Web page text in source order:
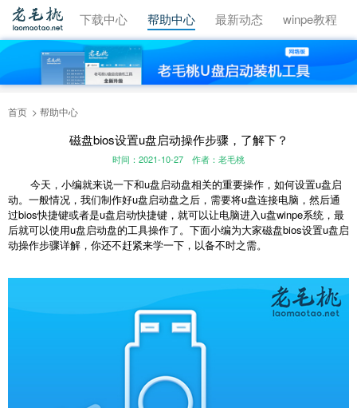
视频教程 下载中心 帮助中心 最新动态 winpe教程
首页 帮助中心
磁盘bios设置u盘启动操作步骤，了解下？
时间：2021-10-27 作者：老毛桃
今天，小编就来说一下和u盘启动盘相关的重要操作，如何设置u盘启
动。一般情况，我们制作好u盘启动盘之后，需要将u盘连接电脑，然后通
过bios快捷键或者是u盘启动快捷键，就可以让电脑进入u盘winpe系统，最
后就可以使用u盘启动盘的工具操作了。下面小编为大家磁盘bios设置u盘启
动操作步骤详解，你还不赶紧来学一下，以备不时之需。